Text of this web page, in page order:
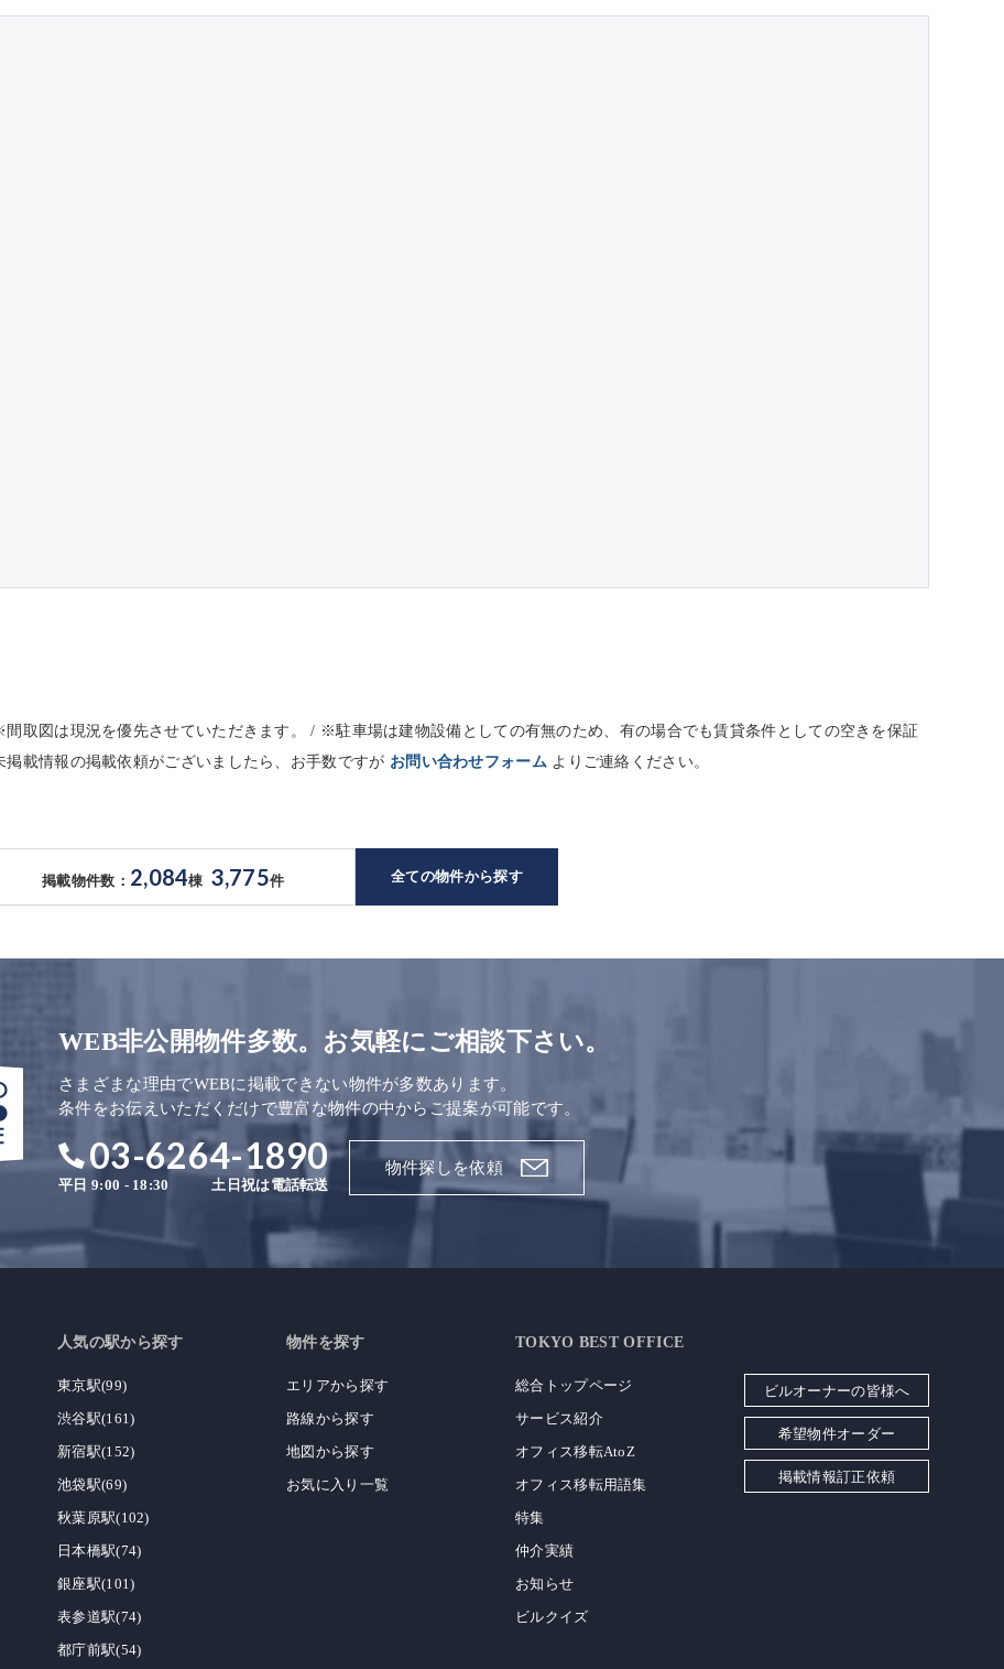
取図は現況を優先させていただきます。 / ※駐車場は建物設備としての有無のため、有の場合でも賃貸条件としての空きを保証
載情報の掲載依頼がございましたら、お手数ですが お問い合わせフォームよりご連絡ください。
掲載物件数： 2,084棟 3,775件 全ての物件から探す
WEB非公開物件多数。お気軽にご相談下さい。
さまざまな理由でWEBに掲載できない物件が多数あります。
条件をお伝えいただくだけで豊富な物件の中からご提案が可能です。
03-6264-1890
平日 9:00 - 18:30 土日祝は電話転送
物件探しを依頼
人気の駅から探す
東京駅(99)
渋谷駅(161)
新宿駅(152)
池袋駅(69)
秋葉原駅(102)
日本橋駅(74)
銀座駅(101)
表参道駅(74)
都庁前駅(54)
物件を探す
エリアから探す
路線から探す
地図から探す
お気に入り一覧
TOKYO BEST OFFICE
総合トップページ
サービス紹介
オフィス移転AtoZ
オフィス移転用語集
特集
仲介実績
お知らせ
ビルクイズ
ビルオーナーの皆様へ
希望物件オーダー
掲載情報訂正依頼